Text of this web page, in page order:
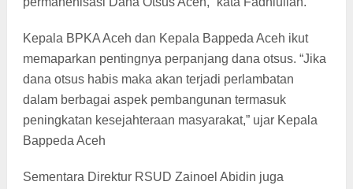
Kepala BPKA Aceh dan Kepala Bappeda Aceh ikut
memaparkan pentingnya perpanjang dana otsus. “Jika
dana otsus habis maka akan terjadi perlambatan
dalam berbagai aspek pembangunan termasuk
peningkatan kesejahteraan masyarakat,” ujar Kepala
Bappeda Aceh
Sementara Direktur RSUD Zainoel Abidin juga